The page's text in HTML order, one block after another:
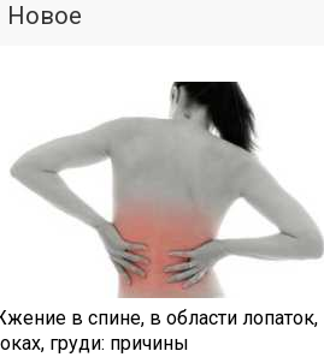
Новое
в спине, в области лопаток,
груди: причины